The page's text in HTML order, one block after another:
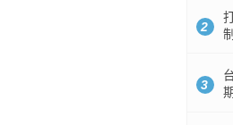
2
3